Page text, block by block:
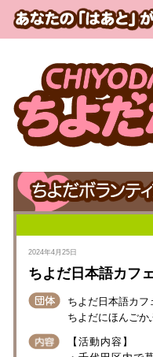
2024年4月25日
ちよだ日本語カフ
ちよだ日本語カフ
ちよだにほんごか
【活動内容】